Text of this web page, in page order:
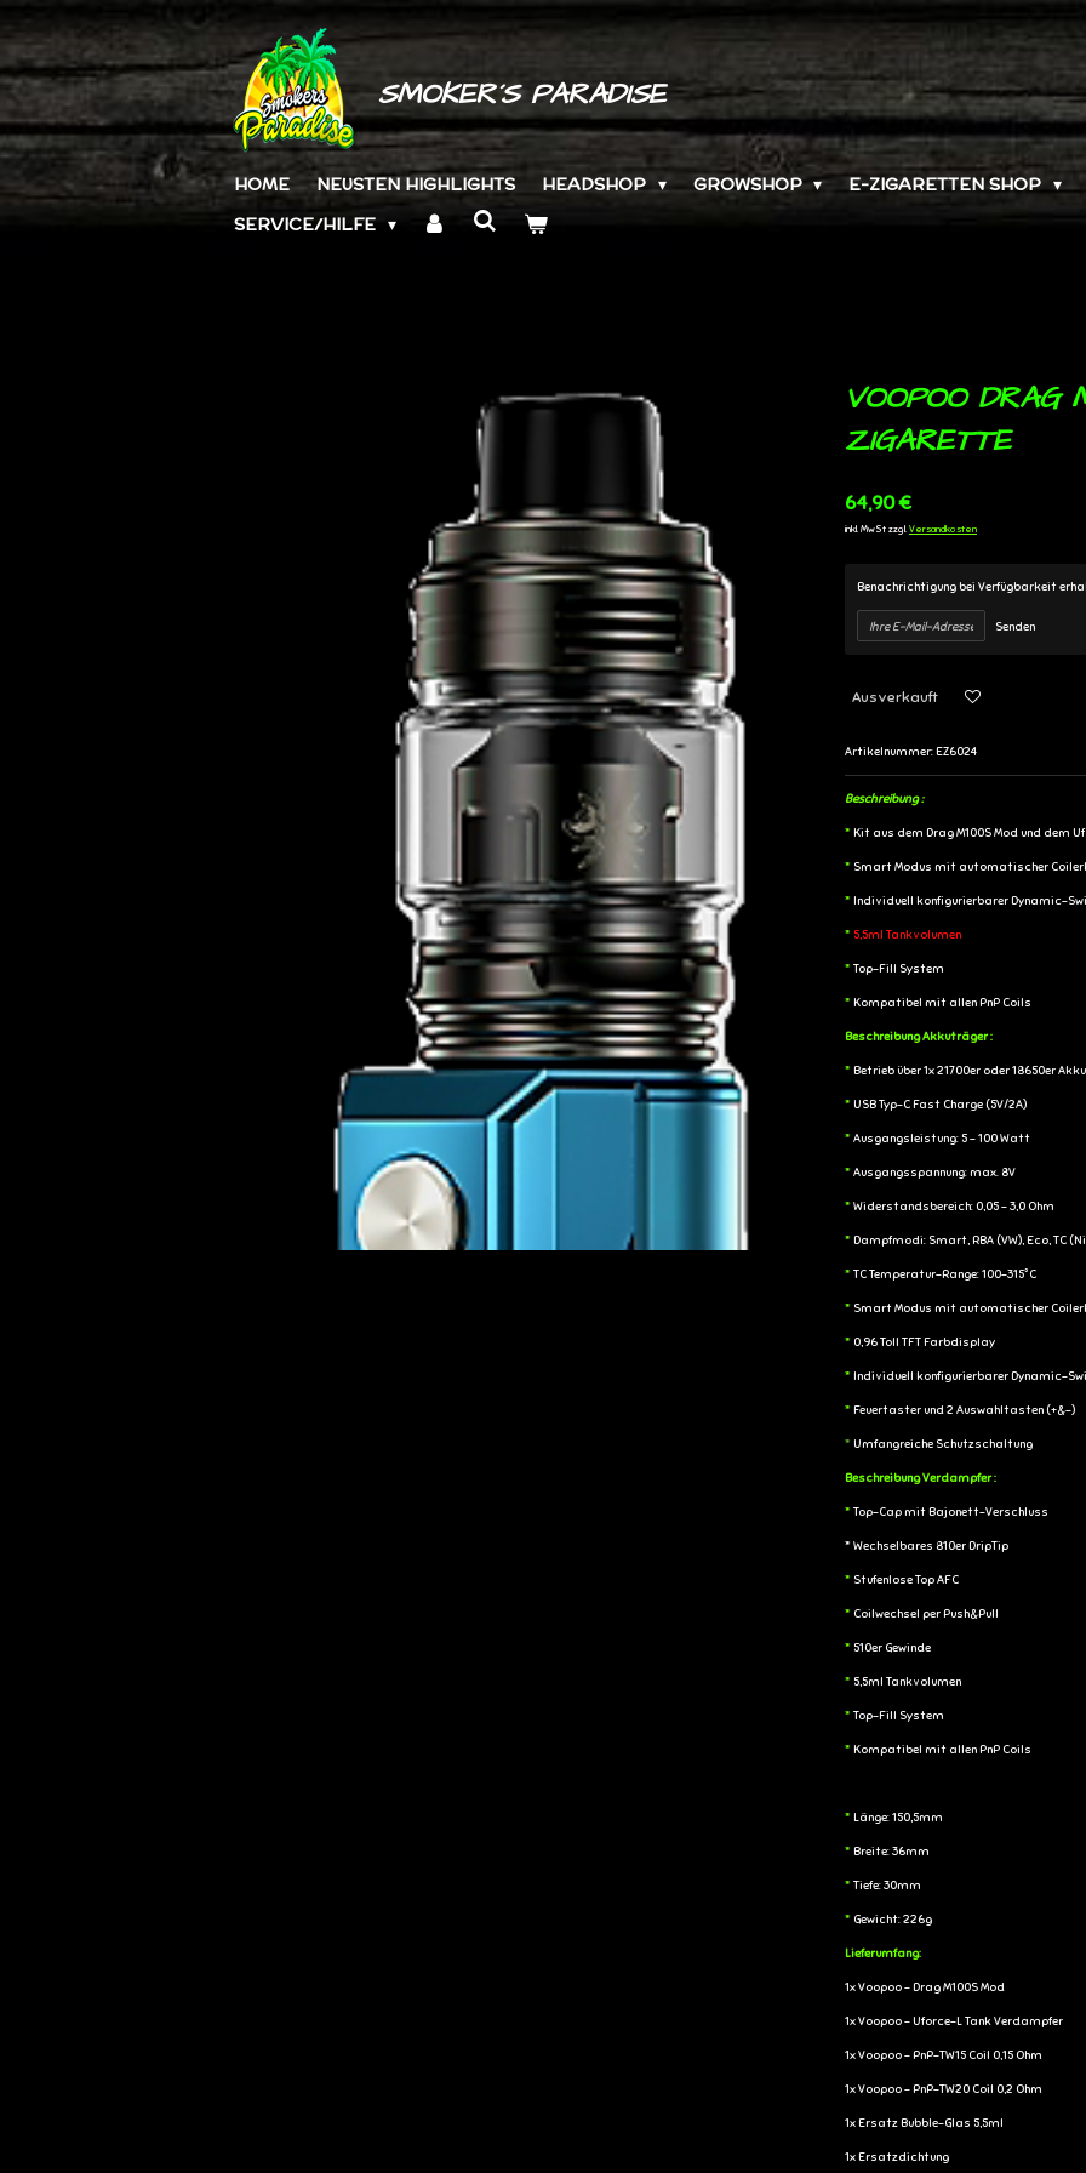
Zum
Hauptinhalt
springen
SMOKER´S PARADISE
HOME NEUSTEN HIGHLIGHTS HEADSHOP GROWSHOP E-ZIGARETTEN SHOP
SERVICE/HILFE
VOOPOO DRAG
ZIGARETTE
64,90 €
inkl. MwSt zzgl. Versandkosten
Benachrichtigung bei Verfügbarkeit
Senden
Ausverkauft
Artikelnummer:EZ6024
Beschreibung :
* Kit aus dem Drag M100S Mod und dem
* Smart Modus mit automatischer
* Individuell konfigurierbarer Dynamic-
* 5,5ml Tankvolumen
* Top-Fill System
* Kompatibel mit allen PnP Coils
Beschreibung Akkuträger :
* Betrieb über 1x 21700er oder 18650er
* USB Typ-C Fast Charge (5V/2A)
* Ausgangsleistung: 5 - 100 Watt
* Ausgangsspannung: max. 8V
* Widerstandsbereich: 0,05 - 3,0 Ohm
* Dampfmodi: Smart, RBA (VW), Eco, TC
* TC Temperatur-Range: 100-315°C
* Smart Modus mit automatischer
* 0,96 Toll TFT Farbdisplay
* Individuell konfigurierbarer Dynamic-
* Feuertaster und 2 Auswahltasten (+&-)
* Umfangreiche Schutzschaltung
Beschreibung Verdampfer :
* Top-Cap mit Bajonett-Verschluss
* Wechselbares 810er DripTip
* Stufenlose Top AFC
* Coilwechsel per Push&Pull
* 510er Gewinde
* 5,5ml Tankvolumen
* Top-Fill System
* Kompatibel mit allen PnP Coils
* Länge: 150,5mm
* Breite: 36mm
* Tiefe: 30mm
* Gewicht: 226g
Lieferumfang:
1x Voopoo - Drag M100S Mod
1x Voopoo - Uforce-L Tank Verdampfer
1x Voopoo - PnP-TW15 Coil 0,15 Ohm
1x Voopoo - PnP-TW20 Coil 0,2 Ohm
1x Ersatz Bubble-Glas 5,5ml
1x Ersatzdichtung